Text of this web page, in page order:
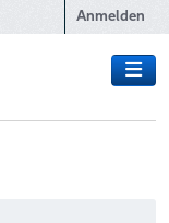
Anmelden